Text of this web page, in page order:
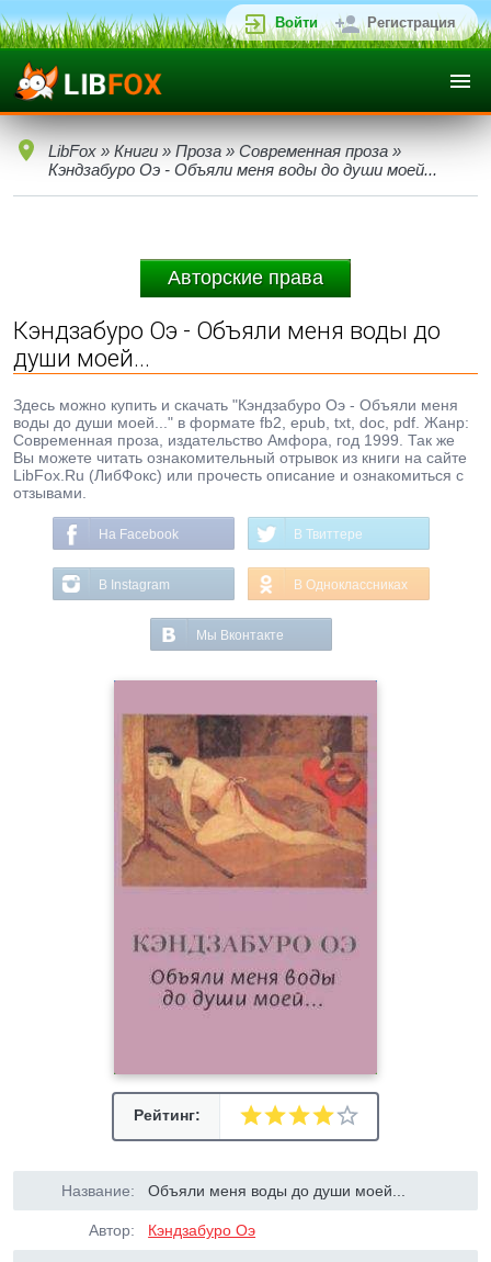
Войти Регистрация
LibFox » Книги » Проза » Современная проза »
Кэндзабуро Оэ - Объяли меня воды до души моей...
Авторские права
Кэндзабуро Оэ - Объяли меня воды до
души моей...
Здесь можно купить и скачать "Кэндзабуро Оэ - Объяли меня
воды до души моей..." в формате fb2, epub, txt, doc, pdf. Жанр:
Современная проза, издательство Амфора, год 1999. Так же
Вы можете читать ознакомительный отрывок из книги на сайте
LibFox.Ru (ЛибФокс) или прочесть описание и ознакомиться с
отзывами.
На Facebook В Твиттере
В Instagram В Одноклассниках
Мы Вконтакте
Рейтинг:
Название: Объяли меня воды до души моей...
Автор: Кэндзабуро Оэ